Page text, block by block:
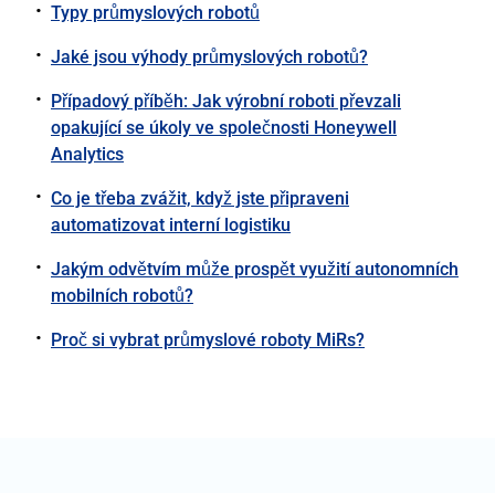
Typy průmyslových robotů
Jaké jsou výhody průmyslových robotů?
Případový příběh: Jak výrobní roboti převzali
opakující se úkoly ve společnosti Honeywell
Analytics
Co je třeba zvážit, když jste připraveni
automatizovat interní logistiku
Jakým odvětvím může prospět využití autonomních
mobilních robotů?
Proč si vybrat průmyslové roboty MiRs?